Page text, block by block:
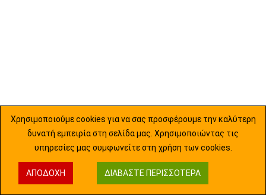
Χρησιμοποιούμε cookies για να σας προσφέρουμε την καλύτερη
δυνατή εμπειρία στη σελίδα μας. Χρησιμοποιώντας τις
υπηρεσίες μας συμφωνείτε στη χρήση των cookies.
ΑΠΟΔΟΧΉ ΔΙΑΒΆΣΤΕ ΠΕΡΙΣΣΌΤΕΡΑ